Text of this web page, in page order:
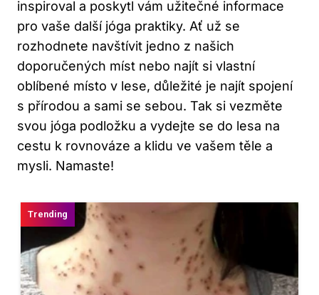
inspiroval a poskytl vám užitečné informace
pro vaše další jóga praktiky. Ať už se
rozhodnete navštívit jedno z našich
doporučených míst nebo najít si vlastní
oblíbené místo v lese, důležité je najít spojení
s přírodou a sami se sebou. Tak si vezměte
svou jóga podložku a vydejte se do lesa na
cestu k rovnováze a klidu ve vašem těle a
mysli. Namaste!